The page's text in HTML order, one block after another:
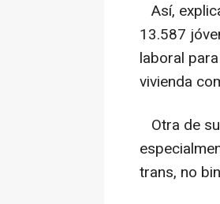
Así,
13.587
laboral
vivienda
Otra de
trans, no